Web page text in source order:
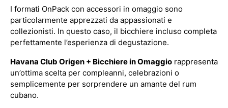
I formati OnPack con accessori in omaggio sono
particolarmente apprezzati da appassionati e
collezionisti. In questo caso, il bicchiere incluso completa
perfettamente l’esperienza di degustazione.
Havana Club Origen + Bicchiere in Omaggio rappresenta
un’ottima scelta per compleanni, celebrazioni o
semplicemente per sorprendere un amante del rum
cubano.